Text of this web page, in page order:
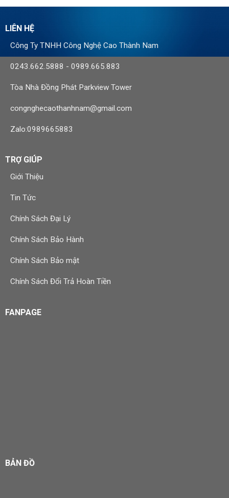
LIÊN HỆ
Công Ty TNHH Công Nghệ Cao Thành Nam
0243.662.5888 - 0989.665.883
Tòa Nhà Đồng Phát Parkview Tower
congnghecaothanhnam@gmail.com
Zalo:0989665883
TRỢ GIÚP
Giới Thiệu
Tin Tức
Chính Sách Đại Lý
Chính Sách Bảo Hành
Chính Sách Bảo mật
Chính Sách Đổi Trả Hoàn Tiền
FANPAGE
BẢN ĐỒ